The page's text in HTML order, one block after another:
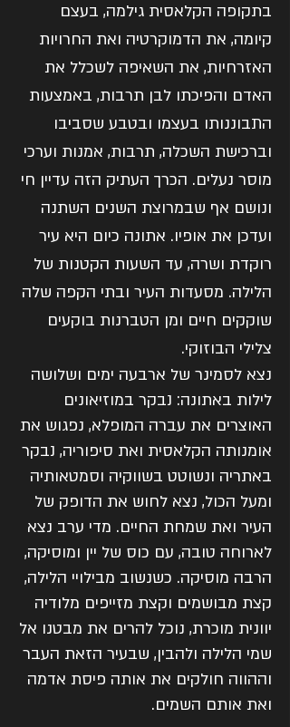
בתקופה הקלאסית גילמה, בעצם
קיומה, את הדמוקרטיה ואת החרויות
האזרחיות, את השאיפה לשכלל את
האדם והפיכתו לבן תרבות, באמצעות
התבוננותו בעצמו ובטבע שסביבו
וברכישת השכלה, תרבות, אמנות וערכי
מוסר נעלים. הכרך העתיק הזה עדיין חי
ונושם אף שבמרוצת השנים השתנה
ועדכן את אופיו. אתונה כיום היא עיר
רוקדת ושרה, עד השעות הקטנות של
הלילה. מסעדות העיר ובתי הקפה שלה
שוקקים חיים ומן הטברנות בוקעים
צלילי הבוזוקי.
נצא לסמינר של ארבעה ימים ושלושה
לילות באתונה: נבקר במוזיאונים
האוצרים את עברה המופלא, נפגוש את
אומנותה הקלאסית ואת סיפוריה, נבקר
באתריה ונשוטט בשווקיה וסמטאותיה
ומעל הכול, נצא לחוש את הדופק של
העיר ואת שמחת החיים. מדי ערב נצא
לארוחה טובה, עם כוס של יין ומוסיקה,
הרבה מוסיקה. כשנשוב מבילויי הלילה,
קצת מבושמים וקצת מזייפים מלודיה
יוונית מוכרת, נוכל להרים את מבטנו אל
שמי הלילה ולהבין, שבעיר הזאת העבר
וההווה חולקים את אותה פיסת אדמה
ואת אותם השמים.